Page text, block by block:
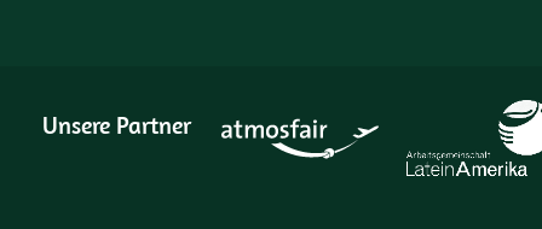
Unsere Partner